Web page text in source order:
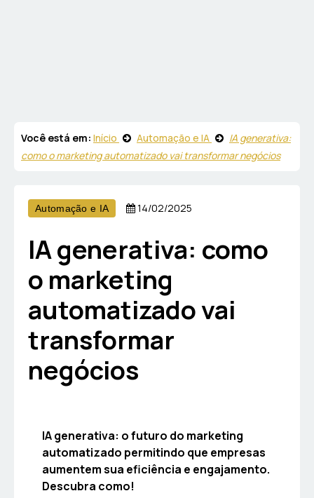
Você está em: Início Automação e IA
IA generativa:
como o marketing automatizado vai transformar negócios
Automação e IA 14/02/2025
IA generativa: como
o marketing
automatizado vai
transformar
negócios
IA generativa: o futuro do marketing
automatizado permitindo que empresas
aumentem sua eficiência e engajamento.
Descubra como!